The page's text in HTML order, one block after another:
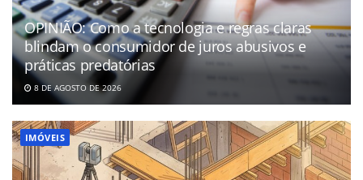
OPINIÃO: Como a tecnologia e regras claras
blindam o consumidor de juros abusivos e
práticas predatórias
8 DE AGOSTO DE 2026
IMÓVEIS